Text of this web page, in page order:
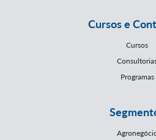
Cursos e
Cursos
Programas